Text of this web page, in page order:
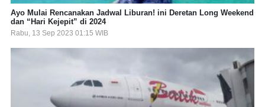
Ayo Mulai Rencanakan Jadwal Liburan! ini Deretan Long Weekend
dan “Hari Kejepit” di 2024
Rabu, 13 Sep 2023 01:15 WIB